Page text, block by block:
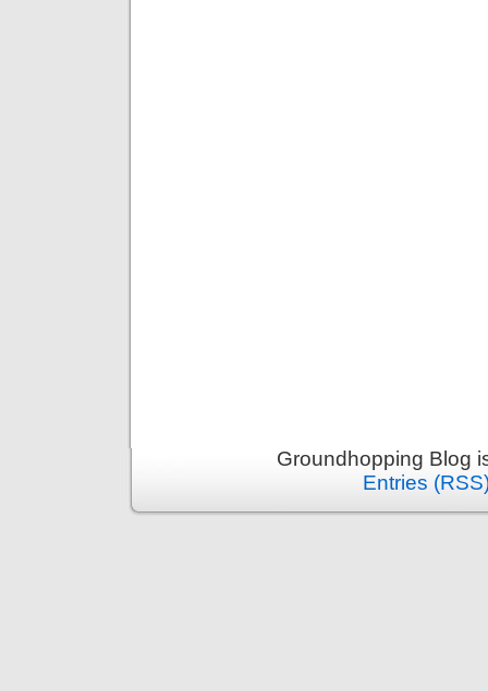
Groundhopping Blog
Entries